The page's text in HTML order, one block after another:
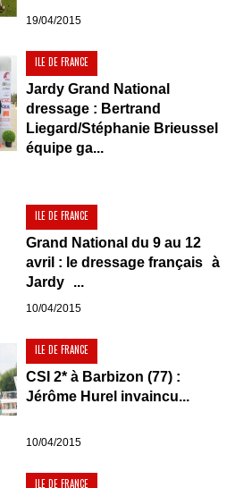
19/04/2015
ILE DE FRANCE
Jardy Grand National
dressage : Bertrand
Liegard/Stéphanie Brieussel
équipe ga...
ILE DE FRANCE
Grand National du 9 au 12
avril : le dressage français à
Jardy ...
10/04/2015
ILE DE FRANCE
CSI 2* à Barbizon (77) :
Jérôme Hurel invaincu...
10/04/2015
ILE DE FRANCE